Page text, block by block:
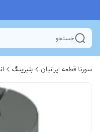
جستجو
سورنا قطعه ایرانیان بلبرینگ